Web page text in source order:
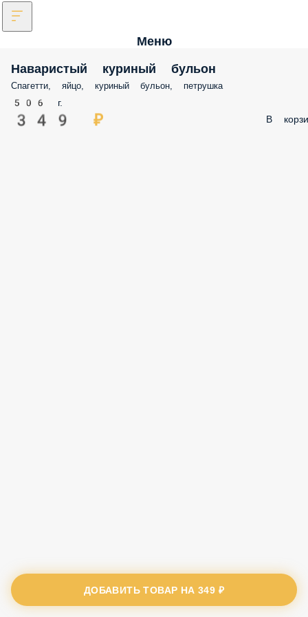
Меню
Наваристый куриный бульон
Спагетти, яйцо, куриный бульон, петрушка
506 г.
349 ₽ В
ДОБАВИТЬ ТОВАР НА349 ₽